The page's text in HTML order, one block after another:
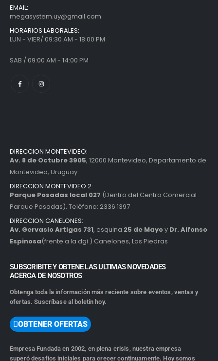
EMAIL:
megasystem.uy@gmail.com
HORARIOS LABORALES:
LUN - VIER/ 09:30 AM - 18:00 PM
SAB / 09:00 AM - 14:00 PM
DIRECCION MONTEVIDEO:
Av. 8 de Octubre 3905, 12000 Montevideo, Departamento de
Montevideo, Uruguay
DIRECCION MONTEVIDEO 2:
Parque Posadas local 027 (Dentro del Centro Comercial
Parque Posadas). Teléfono: 2336 1397
DIRECCION CANELONES:
Av. Gervasio Artigas 731, esquina 25 de Mayoy Dr. Alfonso
Espinosa(frente a la dgi ) Canelones, Las Piedras
SUBSCRIBITE Y OBTENE LAS ULTIMAS NOVEDADES
ACERCA DE NOSOTROS
Obtenga toda la información más reciente sobre eventos, ventas y
ofertas. Suscríbase al boletín hoy.
OBTENER OFERTAS
Empresa Fundada en 2002, en plena crisis, nuestra empresa
superó desafíos iniciales para crecer continuamente. Hoy somos